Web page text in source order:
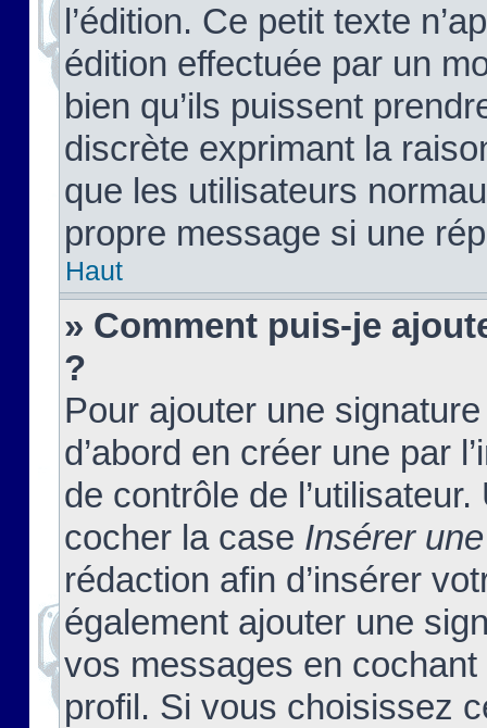
l’édition. Ce petit texte
édition effectuée par un
bien qu’ils puissent
discrète exprimant la
que les utilisateurs
propre message si une
Haut
» Comment puis-je
?
Pour ajouter une
d’abord en créer une par
de contrôle de
cocher la case Insérer
rédaction afin d’insérer
également ajouter une
vos messages en
profil. Si vous choisissez